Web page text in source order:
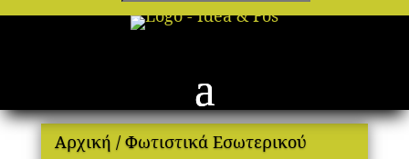
προϊόντων
Αρχική / Φωτιστικά Εσωτερικού